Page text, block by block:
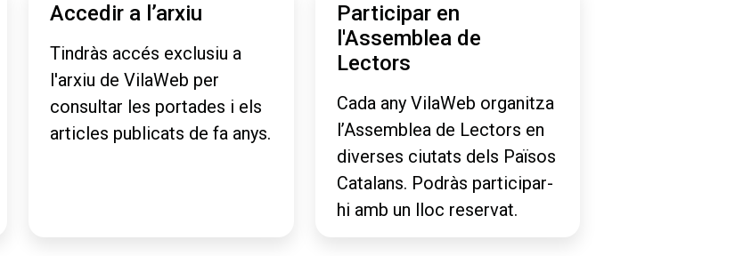
Accedir a l’arxiu
Tindràs accés exclusiu a
l'arxiu de VilaWeb per
consultar les portades i els
articles publicats de fa anys.
Participar en
l'Assemblea de
Lectors
Cada any VilaWeb organitza
l’Assemblea de Lectors en
diverses ciutats dels Països
Catalans. Podràs participar-
hi amb un lloc reservat.